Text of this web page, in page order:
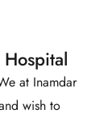
at Inamdar
wish to